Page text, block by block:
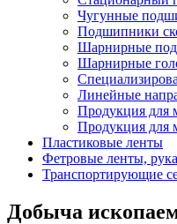
Чугунные
Подшипники
Шарнирные
Шарнирные
Линейные
Продукция для
Продукция для
Пластиковые ленты
Фетровые ленты,
Транспортирующие
Добыча